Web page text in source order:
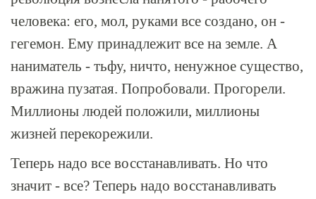
человека: его, мол, руками все создано, он -
гегемон. Ему принадлежит все на земле. А
наниматель - тьфу, ничто, ненужное существо,
вражина пузатая. Попробовали. Прогорели.
Миллионы людей положили, миллионы
жизней перекорежили.
Теперь надо все восстанавливать. Но что
значит - все? Теперь надо восстанавливать